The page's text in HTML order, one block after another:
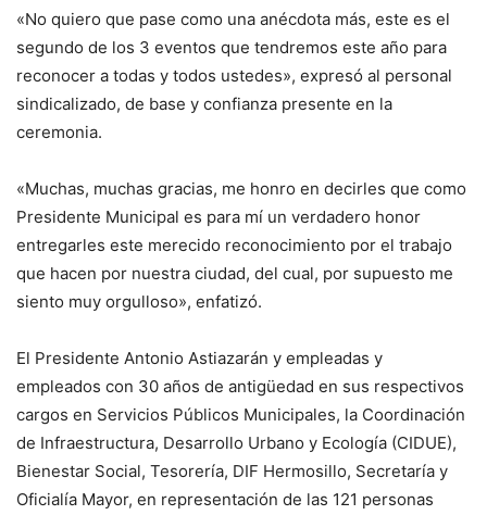
«No quiero que pase como una anécdota más, este es el
segundo de los 3 eventos que tendremos este año para
reconocer a todas y todos ustedes», expresó al personal
sindicalizado, de base y confianza presente en la
ceremonia.
«Muchas, muchas gracias, me honro en decirles que como
Presidente Municipal es para mí un verdadero honor
entregarles este merecido reconocimiento por el trabajo
que hacen por nuestra ciudad, del cual, por supuesto me
siento muy orgulloso», enfatizó.
El Presidente Antonio Astiazarán y empleadas y
empleados con 30 años de antigüedad en sus respectivos
cargos en Servicios Públicos Municipales, la Coordinación
de Infraestructura, Desarrollo Urbano y Ecología (CIDUE),
Bienestar Social, Tesorería, DIF Hermosillo, Secretaría y
Oficialía Mayor, en representación de las 121 personas